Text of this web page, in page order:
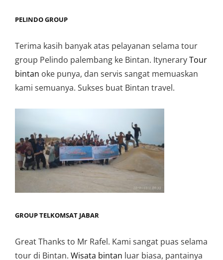
PELINDO GROUP
Terima kasih banyak atas pelayanan selama tour
group Pelindo palembang ke Bintan. ItyneraryTour
bintan oke punya, dan servis sangat memuaskan
kami semuanya. Sukses buat Bintan travel.
GROUP TELKOMSAT JABAR
Great Thanks to Mr Rafel. Kami sangat puas selama
tour di Bintan. Wisata bintan luar biasa, pantainya